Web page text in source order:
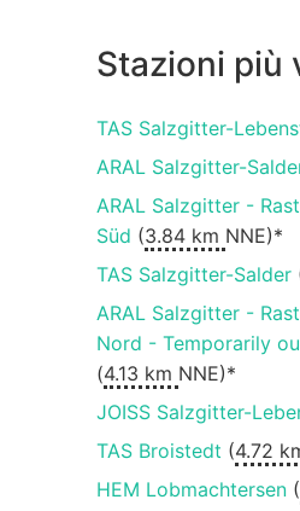
Stazioni più
TAS Salzgitter-
ARAL Salzgitter-
ARAL Salzgitter -
Süd (3.84 km NNE)*
TAS Salzgitter-Salder
ARAL Salzgitter -
Nord - Temporarily
(4.13 km NNE)*
JOISS Salzgitter-
TAS Broistedt (4.72
HEM Lobmachtersen(